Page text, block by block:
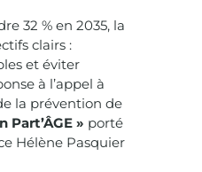
32 % en 2035, la
clairs :
et éviter
à l’appel à
la prévention de
Part’ÂGE » porté
Hélène Pasquier